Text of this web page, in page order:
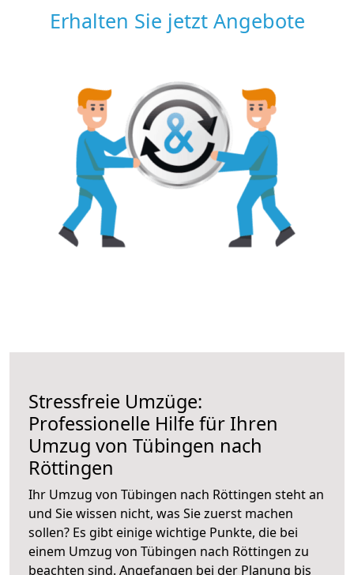
Erhalten Sie jetzt Angebote
Stressfreie Umzüge:
Professionelle Hilfe für Ihren
Umzug von Tübingen nach
Röttingen
Ihr Umzug von Tübingen nach Röttingen steht an
und Sie wissen nicht, was Sie zuerst machen
sollen? Es gibt einige wichtige Punkte, die bei
einem Umzug von Tübingen nach Röttingen zu
beachten sind. Angefangen bei der Planung bis